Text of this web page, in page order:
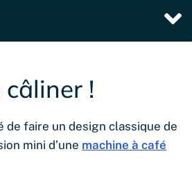
!
de faire un design classique de
mini d’une machine à café